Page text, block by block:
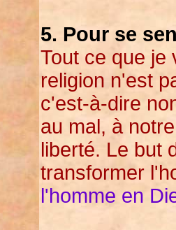
5. Pour se
Tout ce que je
religion n'est
c'est-à-dire
au mal, à
liberté. Le but
transformer
l'homme en